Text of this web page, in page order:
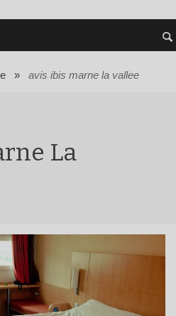
» avis ibis marne la vallee
La